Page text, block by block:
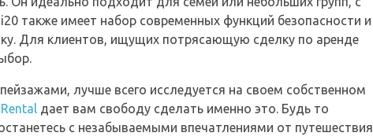
также имеет набор современных функций безопасности и
Для клиентов, ищущих потрясающую сделку по аренде
лучше всего исследуется на своем собственном
дает вам свободу сделать именно это. Будь то
с незабываемыми впечатлениями от путешествия